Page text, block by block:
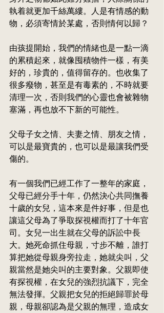
執着就更加千絲萬縷。人是有情感的動
物，必須寄情於某處，否則情何以歸？
由孩提開始，我們的情緒也是一點一滴
的累積起來，就像囤積物件一樣，有美
好的，珍貴的，值得留存的。也收集了
很多癈物，甚至是有毒素的， 不時就要
清理一次，否則我們的心靈也會被雜物
塞滿，再也放不下新的可能性。
父母子女之情、夫妻之情、朋友之情，
可以是最寶貴的，也可以是最讓我們受
傷的。
有一個我們已經工作了一整年的家庭，
父母已經分手十年，仍然決心共同撫養
十歲的女兒，這本來是件好事，但是也
讓這父母為了爭取探視權而打了十年官
司。女兒一出生就在父母的訴訟中長
大。她死命抓住母親，寸步不離，誰打
算把她從母親身旁拉走，她就尖叫，父
親當然是她尖叫的主要對象。父親即使
有探視權，在女兒的強烈抗議下，完全
無法發揮。父親把女兒的拒絕歸罪於母
親，母親卻認為是父親的無理， 造成女